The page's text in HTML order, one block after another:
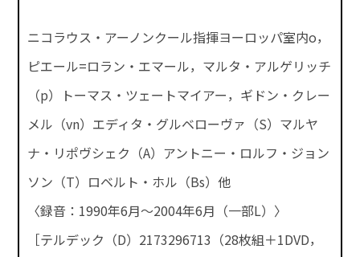
ニコラウス・アーノンクール指揮ヨーロッパ室内o，
ピエール=ロラン・エマール，マルタ・アルゲリッチ
（p）トーマス・ツェートマイアー，ギドン・クレー
メル（vn）エディタ・グルベローヴァ（S）マルヤ
ナ・リポヴシェク（A）アントニー・ロルフ・ジョン
ソン（T）ロベルト・ホル（Bs）他
〈録音：1990年6月～2004年6月（一部L）〉
［テルデック（D）2173296713（28枚組＋1DVD，